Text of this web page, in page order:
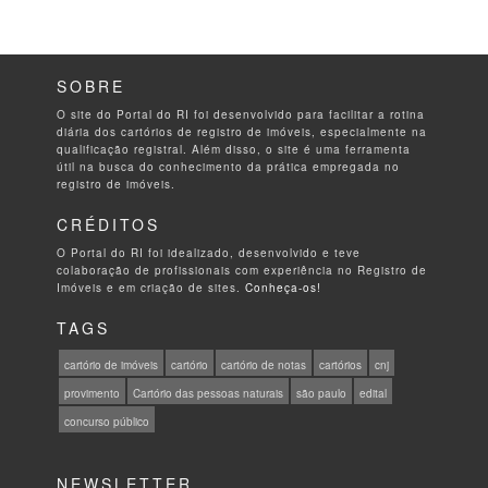
SOBRE
O site do Portal do RI foi desenvolvido para facilitar a rotina
diária dos cartórios de registro de imóveis, especialmente na
qualificação registral. Além disso, o site é uma ferramenta
útil na busca do conhecimento da prática empregada no
registro de imóveis.
CRÉDITOS
O Portal do RI foi idealizado, desenvolvido e teve
colaboração de profissionais com experiência no Registro de
Imóveis e em criação de sites.Conheça-os!
TAGS
cartório de imóveis cartório cartório de notas cartórios
cnj
provimento
Cartório das pessoas naturais são paulo
edital
concurso público
NEWSLETTER